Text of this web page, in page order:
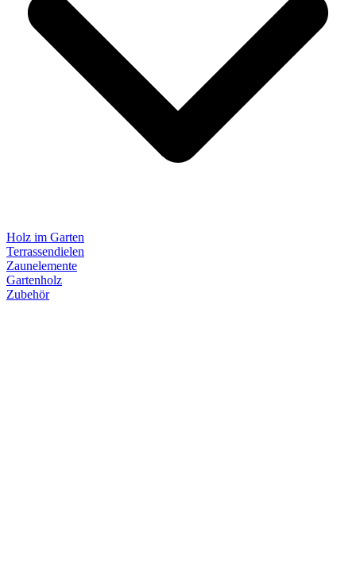
Holz im Garten
Terrassendielen
Zaunelemente
Gartenholz
Zubehör